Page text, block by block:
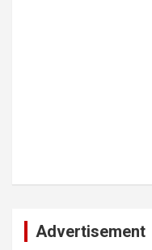
Advertisement